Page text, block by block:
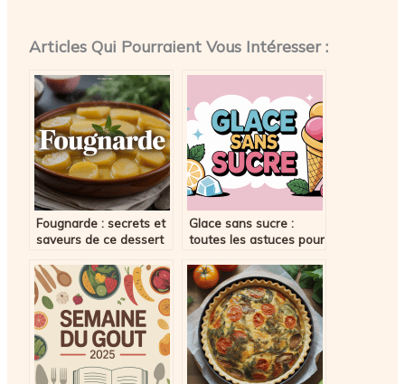
Articles Qui Pourraient Vous Intéresser :
Fougnarde : secrets et
saveurs de ce dessert
Glace sans sucre :
toutes les astuces pour
culpabiliser